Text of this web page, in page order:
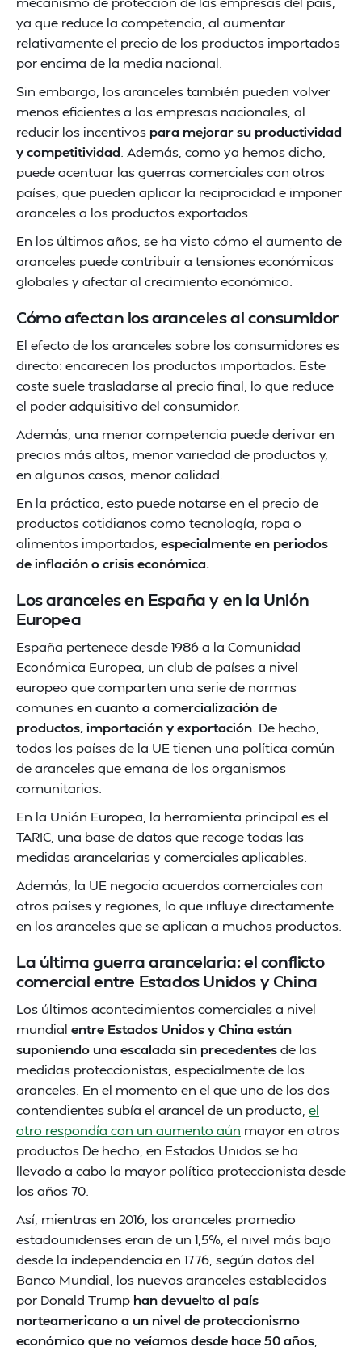
ya que reduce la competencia, al aumentar
relativamente el precio de los productos importados
por encima de la media nacional.
Sin embargo, los aranceles también pueden volver
menos eficientes a las empresas nacionales, al
reducir los incentivos para mejorar su productividad
y competitividad . Además, como ya hemos dicho,
puede acentuar las guerras comerciales con otros
países, que pueden aplicar la reciprocidad e imponer
aranceles a los productos exportados.
En los últimos años, se ha visto cómo el aumento de
aranceles puede contribuir a tensiones económicas
globales y afectar al crecimiento económico.
Cómo afectan los aranceles al consumidor
El efecto de los aranceles sobre los consumidores es
directo: encarecen los productos importados. Este
coste suele trasladarse al precio final, lo que reduce
el poder adquisitivo del consumidor.
Además, una menor competencia puede derivar en
precios más altos, menor variedad de productos y,
en algunos casos, menor calidad.
En la práctica, esto puede notarse en el precio de
productos cotidianos como tecnología, ropa o
alimentos importados, especialmente en periodos
de inflación o crisis económica.
Los aranceles en España y en la Unión
Europea
España pertenece desde 1986 a la Comunidad
Económica Europea, un club de países a nivel
europeo que comparten una serie de normas
comunesen cuanto a comercialización de
productos, importación y exportación . De hecho,
todos los países de la UE tienen una política común
de aranceles que emana de los organismos
comunitarios.
En la Unión Europea, la herramienta principal es el
TARIC, una base de datos que recoge todas las
medidas arancelarias y comerciales aplicables.
Además, la UE negocia acuerdos comerciales con
otros países y regiones, lo que influye directamente
en los aranceles que se aplican a muchos productos.
La última guerra arancelaria: el conflicto
comercial entre Estados Unidos y China
Los últimos acontecimientos comerciales a nivel
mundial entre Estados Unidos y China están
suponiendo una escalada sin precedentesde las
medidas proteccionistas, especialmente de los
aranceles. En el momento en el que uno de los dos
contendientes subía el arancel de un producto, el
otro respondía con un aumento aún mayor en otros
productos.De hecho, en Estados Unidos se ha
llevado a cabo la mayor política proteccionista desde
los años 70.
Así, mientras en 2016, los aranceles promedio
estadounidenses eran de un 1,5%, el nivel más bajo
desde la independencia en 1776, según datos del
Banco Mundial, los nuevos aranceles establecidos
por Donald Trump han devuelto al país
norteamericano a un nivel de proteccionismo
económico que no veíamos desde hace 50 años